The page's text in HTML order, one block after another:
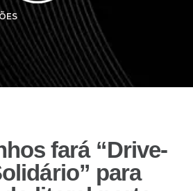
fará “Drive-
para